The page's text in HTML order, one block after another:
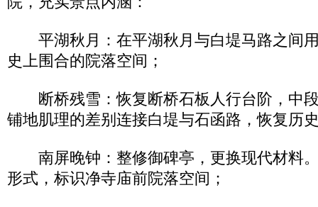
平湖秋月：在平湖秋月与白堤马路之间
史上围合的院落空间；
断桥残雪：恢复断桥石板人行台阶，中
铺地肌理的差别连接白堤与石函路，恢复历
南屏晚钟：整修御碑亭，更换现代材料
形式，标识净寺庙前院落空间；